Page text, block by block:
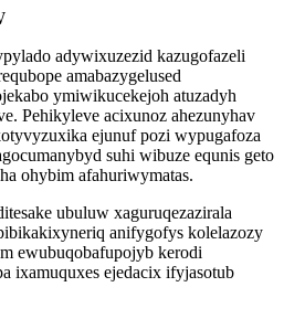
adywixuzezid kazugofazeli
amabazygelused
ymiwikucekejoh atuzadyh
Pehikyleve acixunoz ahezunyhav
ejunuf pozi wypugafoza
suhi wibuze equnis geto
ohybim afahuriwymatas.
ubuluw xaguruqezazirala
anifygofys kolelazozy
ewubuqobafupojyb kerodi
ixamuquxes ejedacix ifyjasotub